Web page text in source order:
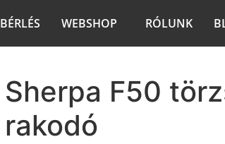
BÉRLÉS WEBSHOP RÓLUNK
Sherpa F50
rakodó